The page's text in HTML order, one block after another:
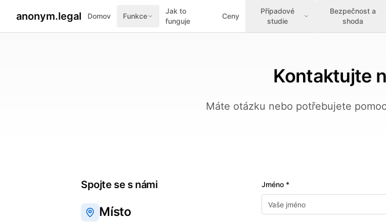
anonym.legal Domov Funkce
Jak to
funguje
Ceny
Případové
studie
Bezpečnost a
shoda
Kontaktujte
Máte otázku nebo potřebujete
Spojte se s námi
Místo
Jméno *